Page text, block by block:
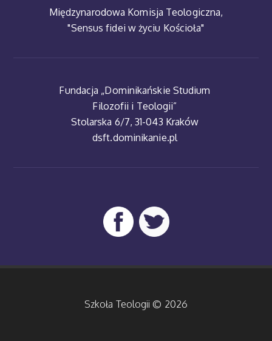
Międzynarodowa Komisja Teologiczna,
"Sensus fidei w życiu Kościoła"
Fundacja „Dominikańskie Studium
Filozofii i Teologii”
Stolarska 6/7, 31-043 Kraków
dsft.dominikanie.pl
Szkoła Teologii © 2026